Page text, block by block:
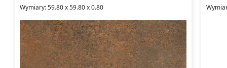
możliwości aranżacyjne. Ich brązowy kolor
przytulnego akcentu, jednocześnie
Ponadto, dzięki zastosowaniugresu
Wymiary: 59.80 x 59.80 x 0.80